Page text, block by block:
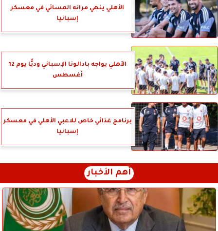
الأهلي ينهي مرانه المسائي في معسكر
إسبانيا
الأهلي يواجه بادالونا الإسباني وديًّا يوم 12
أغسطس
برنامج غذائي خاص للاعبي الأهلي في معسكر
إسبانيا
أهم الأخبار